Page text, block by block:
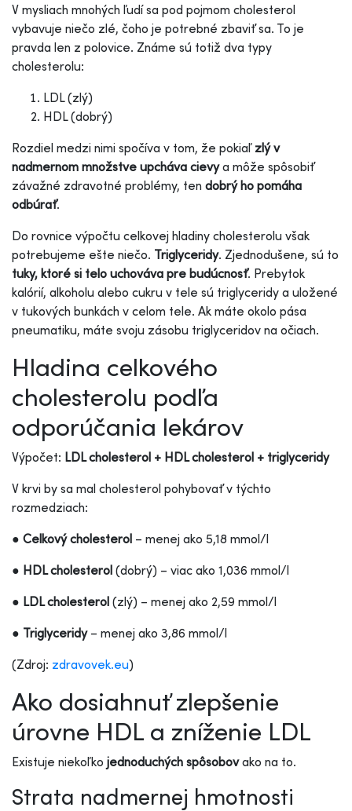
V mysliach mnohých ľudí sa pod pojmom cholesterol
vybavuje niečo zlé, čoho je potrebné zbaviť sa. To je
pravda len z polovice. Známe sú totiž dva typy
cholesterolu:
LDL (zlý)
HDL (dobrý)
Rozdiel medzi nimi spočíva v tom, že pokiaľ zlý v
nadmernom množstve upcháva cievya môže spôsobiť
závažné zdravotné problémy, ten dobrý ho pomáha
odbúrať.
Do rovnice výpočtu celkovej hladiny cholesterolu však
potrebujeme ešte niečo. Triglyceridy. Zjednodušene, sú to
tuky, ktoré si telo uchováva pre budúcnosť. Prebytok
kalórií, alkoholu alebo cukru v tele sú triglyceridy a uložené
v tukových bunkách v celom tele. Ak máte okolo pása
pneumatiku, máte svoju zásobu triglyceridov na očiach.
Hladina celkového
cholesterolu podľa
odporúčania lekárov
Výpočet: LDL cholesterol + HDL cholesterol + triglyceridy
V krvi by sa mal cholesterol pohybovať v týchto
rozmedziach:
● Celkový cholesterol – menej ako 5,18 mmol/l
● HDL cholesterol (dobrý) – viac ako 1,036 mmol/l
● LDL cholesterol (zlý) – menej ako 2,59 mmol/l
● Triglyceridy– menej ako 3,86 mmol/l
(Zdroj: zdravovek.eu)
Ako dosiahnuť zlepšenie
úrovne HDL a zníženie LDL
Existuje niekoľko jednoduchých spôsobovako na to.
Strata nadmernej hmotnosti